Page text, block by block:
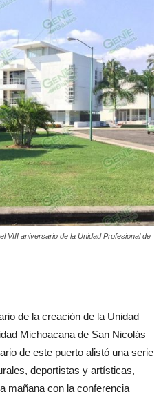
VIII aniversario de la Unidad Profesional de
de la creación de la Unidad
Michoacana de San Nicolás
de este puerto alistó una serie
deportistas y artísticas,
mañana con la conferencia